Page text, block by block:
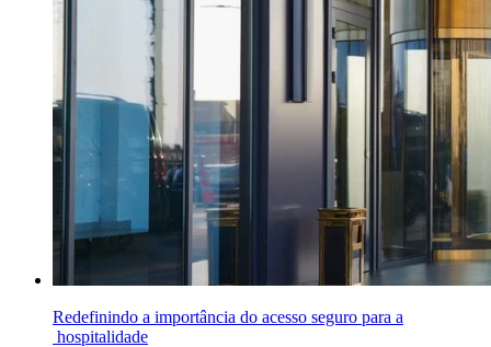
Redefinindo a importância do acesso seguro para a
hospitalidade